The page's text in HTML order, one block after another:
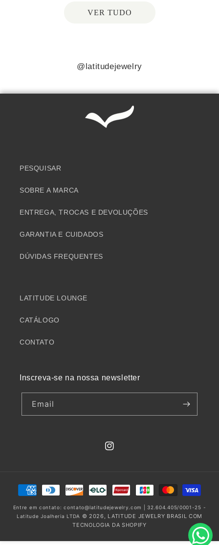
VER TUDO
@latitudejewelry
PESQUISAR
SOBRE A MARCA
ENTREGA, TROCAS E DEVOLUÇÕES
GARANTIA E CUIDADOS
DÚVIDAS FREQUENTES
LATITUDE LOUNGE
CATÁLOGO
CONTATO
Inscreva-se na nossa newsletter
Email
INSTAGRAM
Formas
de
pagamento
Entre em contato: contato@latitudejewelry.com | 32.604.405/0001-25 -
Latitude Joalheria LTDA © 2026, LATITUDE JEWELRY BRASIL COM
TECNOLOGIA DA SHOPIFY